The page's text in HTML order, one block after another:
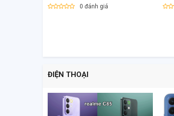
0 đánh giá
ĐIỆN THOẠI